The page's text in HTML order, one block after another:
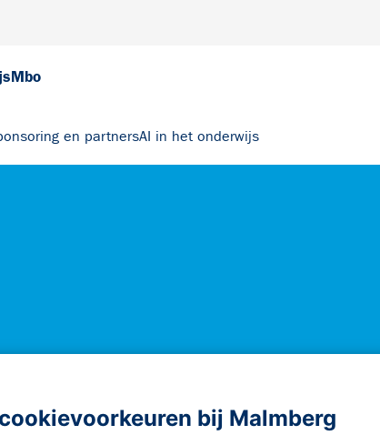
Mbo
en partnersAI in het onderwijs
bij Malmberg